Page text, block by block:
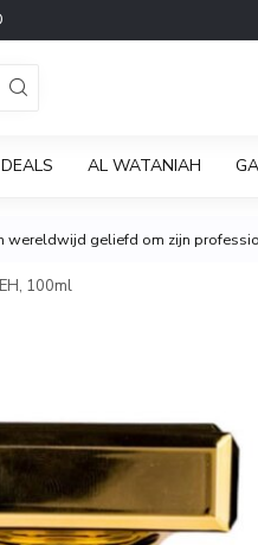
AL WATANIAH
wereldwijd geliefd om zijn
100ml